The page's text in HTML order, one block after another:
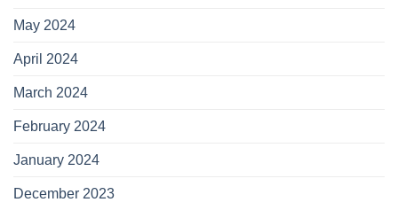
May 2024
April 2024
March 2024
February 2024
January 2024
December 2023